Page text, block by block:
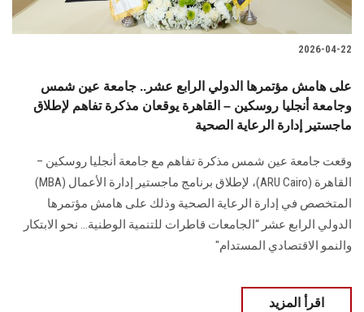
2026-04-22
على هامش مؤتمرها الدولي الرابع عشر.. جامعة عين شمس
وجامعة أنجليا روسكين – القاهرة يوقعان مذكرة تفاهم لإطلاق
ماجستير إدارة الرعاية الصحية
وقعت جامعة عين شمس مذكرة تفاهم مع جامعة أنجليا روسكين –
القاهرة (ARU Cairo)، لإطلاق برنامج ماجستير إدارة الأعمال (MBA)
المتخصص في إدارة الرعاية الصحية وذلك على هامش مؤتمرها
الدولي الرابع عشر “الجامعات قاطرات للتنمية الوطنية... نحو الابتكار
والنمو الاقتصادي المستدام"
اقرأ المزيد